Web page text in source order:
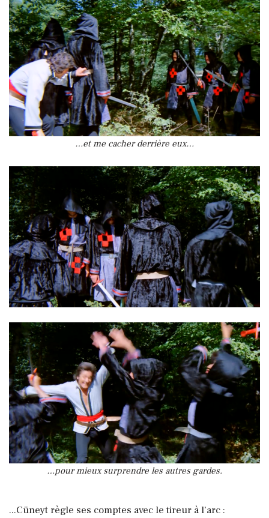
…et me cacher derrière eux…
…pour mieux surprendre les autres gardes.
...Cüneyt règle ses comptes avec le tireur à l’arc :